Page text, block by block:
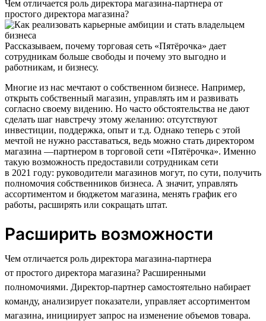
Чем отличается роль директора магазина-партнера от
простого директора магазина?
Рассказываем, почему торговая сеть «Пятёрочка» дает
сотрудникам больше свободы и почему это выгодно и
работникам, и бизнесу.
Многие из нас мечтают о собственном бизнесе. Например,
открыть собственный магазин, управлять им и развивать
согласно своему видению. Но часто обстоятельства не дают
сделать шаг навстречу этому желанию: отсутствуют
инвестиции, поддержка, опыт и т.д. Однако теперь с этой
мечтой не нужно расставаться, ведь можно стать директором
магазина —партнером в торговой сети «Пятёрочка». Именно
такую возможность предоставили сотрудникам сети
в 2021 году: руководители магазинов могут, по сути, получить
полномочия собственников бизнеса. А значит, управлять
ассортиментом и бюджетом магазина, менять график его
работы, расширять или сокращать штат.
Расширить возможности
Чем отличается роль директора магазина-партнера
от простого директора магазина? Расширенными
полномочиями. Директор-партнер самостоятельно набирает
команду, анализирует показатели, управляет ассортиментом
магазина, инициирует запрос на изменение объемов товара.